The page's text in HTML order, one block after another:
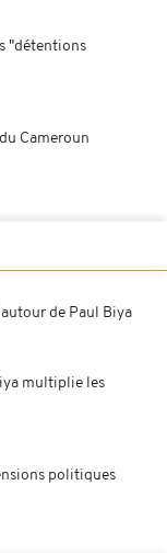
"détentions
Cameroun
de Paul Biya
multiplie les
politiques